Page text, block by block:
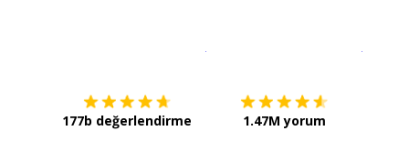
177b değerlendirme 1.47M yorum